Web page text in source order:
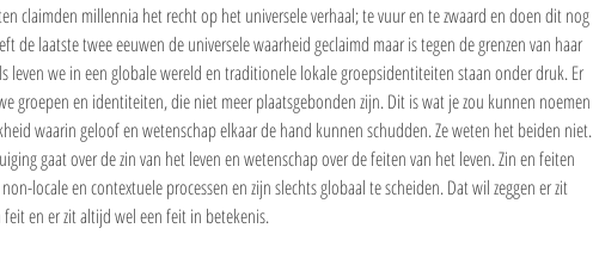
claimden millennia het recht op het universele verhaal; te vuur en te zwaard en doen dit nog
de laatste twee eeuwen de universele waarheid geclaimd maar is tegen de grenzen van haar
leven we in een globale wereld en traditionele lokale groepsidentiteiten staan onder druk. Er
groepen en identiteiten, die niet meer plaatsgebonden zijn. Dit is wat je zou kunnen noemen
waarin geloof en wetenschap elkaar de hand kunnen schudden. Ze weten het beiden niet.
gaat over de zin van het leven en wetenschap over de feiten van het leven. Zin en feiten
locale en contextuele processen en zijn slechts globaal te scheiden. Dat wil zeggen er zit
en er zit altijd wel een feit in betekenis.